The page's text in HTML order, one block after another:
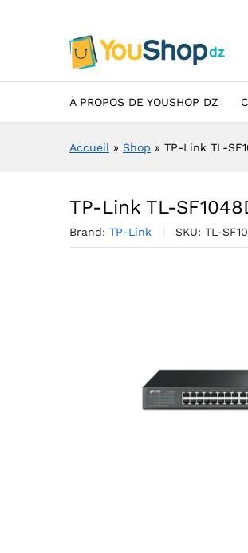
À PROPOS DE YOUSHOP DZ
Accueil » Shop » TP-Link TL-
TP-Link TL-
Brand: TP-Link SKU: TL-
Agrandir l’image :